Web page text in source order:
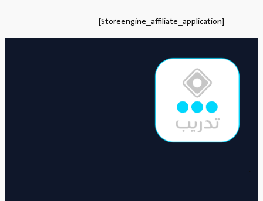
[storeengine_affiliate_application]
.